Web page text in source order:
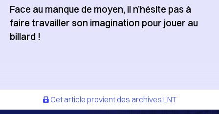
Face au manque de moyen, il n’hésite pas à
faire travailler son imagination pour jouer au
billard !
Cet article provient des archives LNT